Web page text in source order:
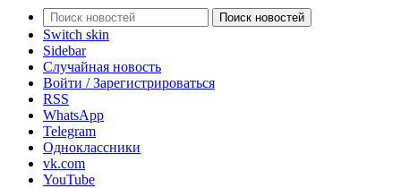
Поиск новостей
Switch skin
Sidebar
Случайная новость
Войти / Зарегистрироваться
RSS
WhatsApp
Telegram
Одноклассники
vk.com
YouTube